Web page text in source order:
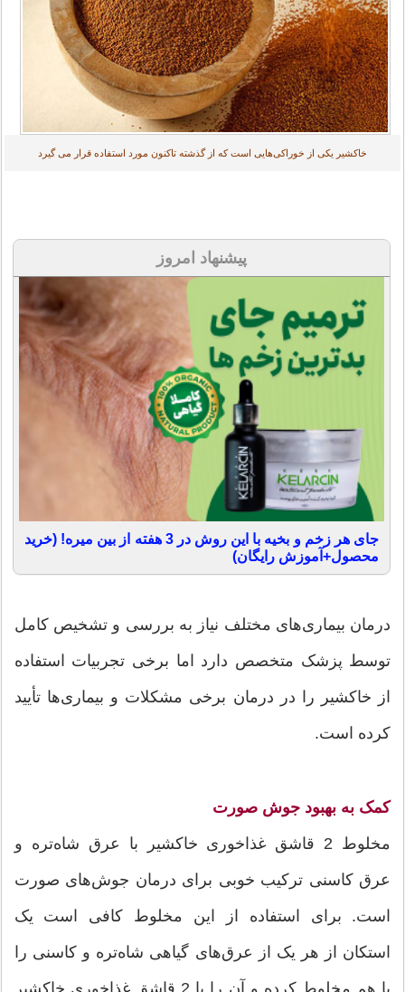
خاکشیر یکی از خوراکی‌هایی است که از گذشته تاکنون مورد استفاده قرار می گیرد
پیشنهاد امروز
جای هر زخم و بخیه با این روش در 3 هفته از بین میره! (خرید
محصول+آموزش رایگان)
درمان بیماری‌های مختلف نیاز به بررسی و تشخیص کامل
توسط پزشک متخصص دارد اما برخی تجربیات استفاده
از خاکشیر را در درمان برخی مشکلات و بیماری‌ها تأیید
کرده است.
کمک به بهبود جوش صورت
مخلوط 2 قاشق غذاخوری خاکشیر با عرق شاه‌تره و
عرق کاسنی ترکیب خوبی برای درمان جوش‌های صورت
است. برای استفاده از این مخلوط کافی است یک
استکان از هر یک از عرق‌های گیاهی شاه‌تره و کاسنی را
با هم مخلوط کرده و آن را با 2 قاشق غذاخوری خاکشیر